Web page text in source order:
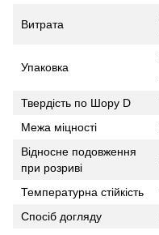
Витрата
Упаковка
Твердість по Шору D
Межа міцності
Відносне подовження
при розриві
Температурна стійкість
Спосіб догляду